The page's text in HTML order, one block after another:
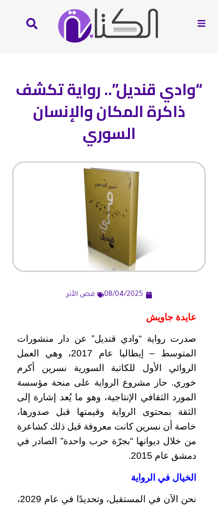
“وادي قنديل”.. رواية تكشف
ذاكرة المكان والإنسان
السوري
08/04/2025 قص الأثر
عايدة جاويش
صدرت رواية “وادي قنديل” عن دار منشورات
المتوسط – إيطاليا عام 2017، وهي العمل
الروائي الأول للكاتبة السورية نسرين أكرم
خوري. حاز مشروع الرواية على منحة مؤسسة
المورد الثقافي الإنتاجية، وهو ما يُعد إشارة إلى
الثقة بمحتوى الرواية وقيمتها قبل صدورها،
خاصة أن نسرين كانت معروفة قبل ذلك كشاعرة
من خلال ديوانها “بجرّة حرب واحدة” الصادر في
دمشق عام 2015.
الخيال في الرواية
نحن الآن في المستقبل، وتحديدًا في عام 2029،